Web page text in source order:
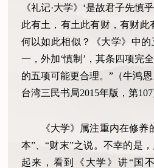
《礼记·大学》‘是故君子先慎
此有土，有土此有财，有财此
何以如此相似？《大学》中
一，外加‘慎制’，其条四项完
的五项可能更合理。”（牛鸿
台湾三民书局2015年版，第107
《大学》属注重内在修
本”、“财末”之说。不幸的是
起来，看到《大学》讲“国